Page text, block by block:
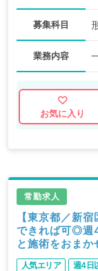
募集科目
業務内容
お気に入り
常勤求人
【東京都／新
できれば可◎週
と施術をおまか
勤）
人気エリア 週4日